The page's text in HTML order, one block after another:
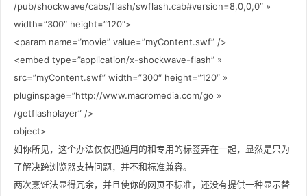
/pub/shockwave/cabs/flash/swflash.cab#version=8,0,0,0″ »
width=”300″ height=”120″>
<param name=”movie” value=”myContent.swf” />
<embed type=”application/x-shockwave-flash” »
src=”myContent.swf” width=”300″ height=”120″ »
pluginspage=”http://www.macromedia.com/go »
/getflashplayer” />
object>
如你所见，这个办法仅仅把通用的和专用的标签弄在一起，显然是只为
了解决跨浏览器支持问题，并不和标准兼容。
两次烹饪法显得冗余，并且使你的网页不标准，还没有提供一种显示替